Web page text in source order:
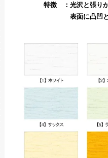
特徴 ：光沢と張りがあ
表面に凸凹とした